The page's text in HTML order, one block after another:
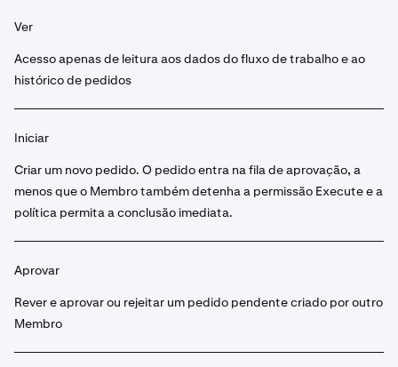
Ver
Acesso apenas de leitura aos dados do fluxo de trabalho e ao
histórico de pedidos
Iniciar
Criar um novo pedido. O pedido entra na fila de aprovação, a
menos que o Membro também detenha a permissão Execute e a
política permita a conclusão imediata.
Aprovar
Rever e aprovar ou rejeitar um pedido pendente criado por outro
Membro